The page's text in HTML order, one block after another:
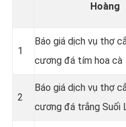
Hoàng
1
Báo giá dịch vụ thợ
cương đá tím hoa cà
2
Báo giá dịch vụ thợ
cương đá trắng Suối